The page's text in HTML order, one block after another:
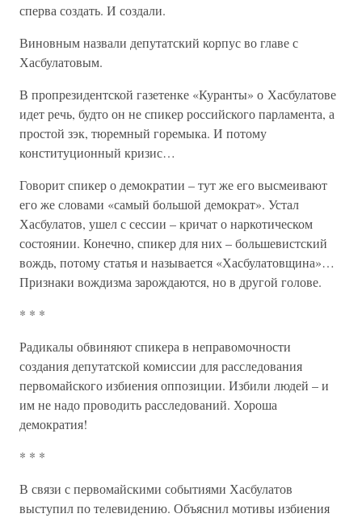
сперва создать. И создали.
Виновным назвали депутатский корпус во главе с
Хасбулатовым.
В пропрезидентской газетенке «Куранты» о Хасбулатове
идет речь, будто он не спикер российского парламента, а
простой зэк, тюремный горемыка. И потому
конституционный кризис…
Говорит спикер о демократии – тут же его высмеивают
его же словами «самый большой демократ». Устал
Хасбулатов, ушел с сессии – кричат о наркотическом
состоянии. Конечно, спикер для них – большевистский
вождь, потому статья и называется «Хасбулатовщина»…
Признаки вождизма зарождаются, но в другой голове.
* * *
Радикалы обвиняют спикера в неправомочности
создания депутатской комиссии для расследования
первомайского избиения оппозиции. Избили людей – и
им не надо проводить расследований. Хороша
демократия!
* * *
В связи с первомайскими событиями Хасбулатов
выступил по телевидению. Объяснил мотивы избиения